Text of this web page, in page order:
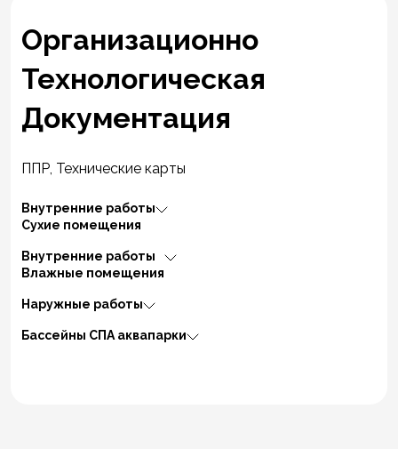
Организационно
Технологическая
Документация
ППР, Технические карты
Внутренние работы
Сухие помещения
Внутренние работы
Влажные помещения
Наружные работы
Бассейны СПА аквапарки